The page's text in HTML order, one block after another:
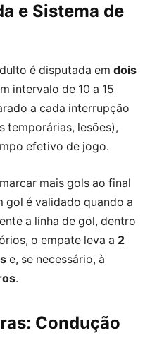
e Sistema de
é disputada em dois
intervalo de 10 a 15
a cada interrupção
temporárias, lesões),
efetivo de jogo.
mais gols ao final
gol é validado quando a
a linha de gol, dentro
o empate leva a 2
e, se necessário, à
.
Condução